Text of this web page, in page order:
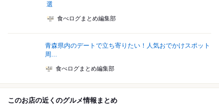
選
食べログまとめ編集部
青森県内のデートで立ち寄りたい！人気おでかけスポット
周...
食べログまとめ編集部
このお店の近くのグルメ情報まとめ